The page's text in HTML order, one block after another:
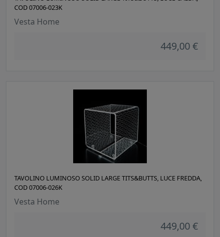
COD 07006-023K
Vesta Home
449,00 €
TAVOLINO LUMINOSO SOLID LARGE TITS&BUTTS, LUCE FREDDA,
COD 07006-026K
Vesta Home
449,00 €